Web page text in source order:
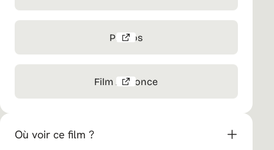
Photos
Film Annonce
Où voir ce film ?